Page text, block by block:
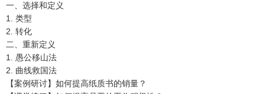
一、选择和定义
1. 类型
2. 转化
二、重新定义
1. 愚公移山法
2. 曲线救国法
【案例研讨】如何提高纸质书的销量？